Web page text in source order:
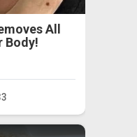
All
Body!